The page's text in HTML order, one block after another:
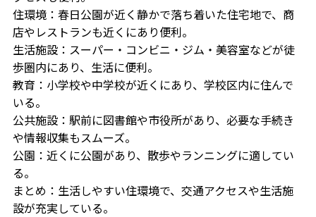
住環境：春日公園が近く静かで落ち着いた住宅地で、商
店やレストランも近くにあり便利。
生活施設：スーパー・コンビニ・ジム・美容室などが徒
歩圏内にあり、生活に便利。
教育：小学校や中学校が近くにあり、学校区内に住んで
いる。
公共施設：駅前に図書館や市役所があり、必要な手続き
や情報収集もスムーズ。
公園：近くに公園があり、散歩やランニングに適してい
る。
まとめ：生活しやすい住環境で、交通アクセスや生活施
設が充実している。